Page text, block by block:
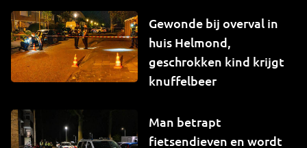
Gewonde bij overval in
huis Helmond,
geschrokken kind krijgt
knuffelbeer
Man betrapt
fietsendieven en wordt